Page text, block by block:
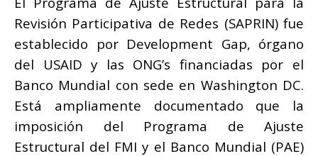
Revisión Participativa de Redes (SAPRIN) fue
establecido por Development Gap, órgano
del USAID y las ONG’s financiadas por el
Banco Mundial con sede en Washington DC.
Está ampliamente documentado que la
imposición del Programa de Ajuste
Estructural del FMI y el Banco Mundial (PAE)